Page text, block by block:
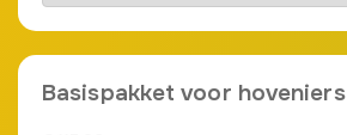
Basispakket voor hoveniers